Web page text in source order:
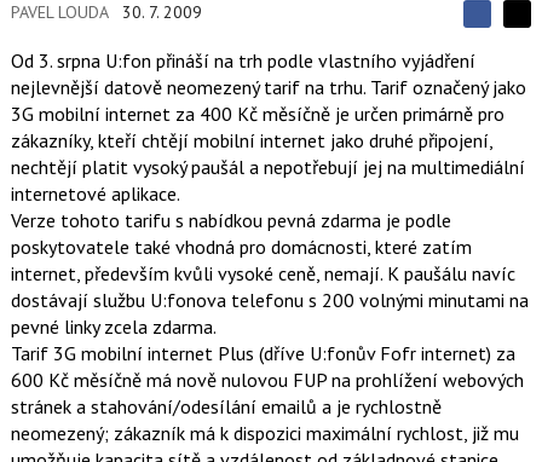
PAVEL LOUDA 30. 7. 2009
S
d
í
l
e
t
S
l
e
j
t
n
b
o
u
l
e
n
Od 3. srpna U:fon přináší na trh podle vlastního vyjádření
nejlevnější datově neomezený tarif na trhu. Tarif označený jako
3G mobilní internet za 400 Kč měsíčně je určen primárně pro
zákazníky, kteří chtějí mobilní internet jako druhé připojení,
nechtějí platit vysoký paušál a nepotřebují jej na multimediální
internetové aplikace.
Verze tohoto tarifu s nabídkou pevná zdarma je podle
poskytovatele také vhodná pro domácnosti, které zatím
internet, především kvůli vysoké ceně, nemají. K paušálu navíc
dostávají službu U:fonova telefonu s 200 volnými minutami na
pevné linky zcela zdarma.
Tarif 3G mobilní internet Plus (dříve U:fonův Fofr internet) za
600 Kč měsíčně má nově nulovou FUP na prohlížení webových
stránek a stahování/odesílání emailů a je rychlostně
neomezený; zákazník má k dispozici maximální rychlost, již mu